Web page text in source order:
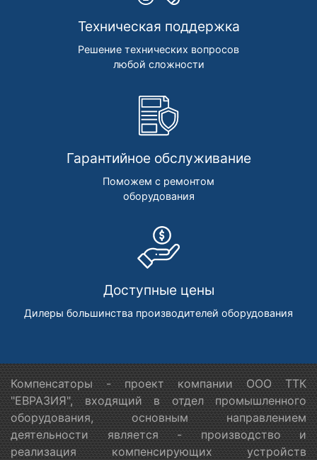
Техническая поддержка
Решение технических вопросов
любой сложности
Гарантийное обслуживание
Поможем с ремонтом
оборудования
Доступные цены
Дилеры большинства производителей оборудования
Компенсаторы - проект компании ООО ТТК
"ЕВРАЗИЯ", входящий в отдел промышленного
оборудования, основным направлением
деятельности является - производство и
реализация компенсирующих устройств